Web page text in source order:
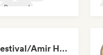
Pop-soul
Music Festival/Amir Hosein